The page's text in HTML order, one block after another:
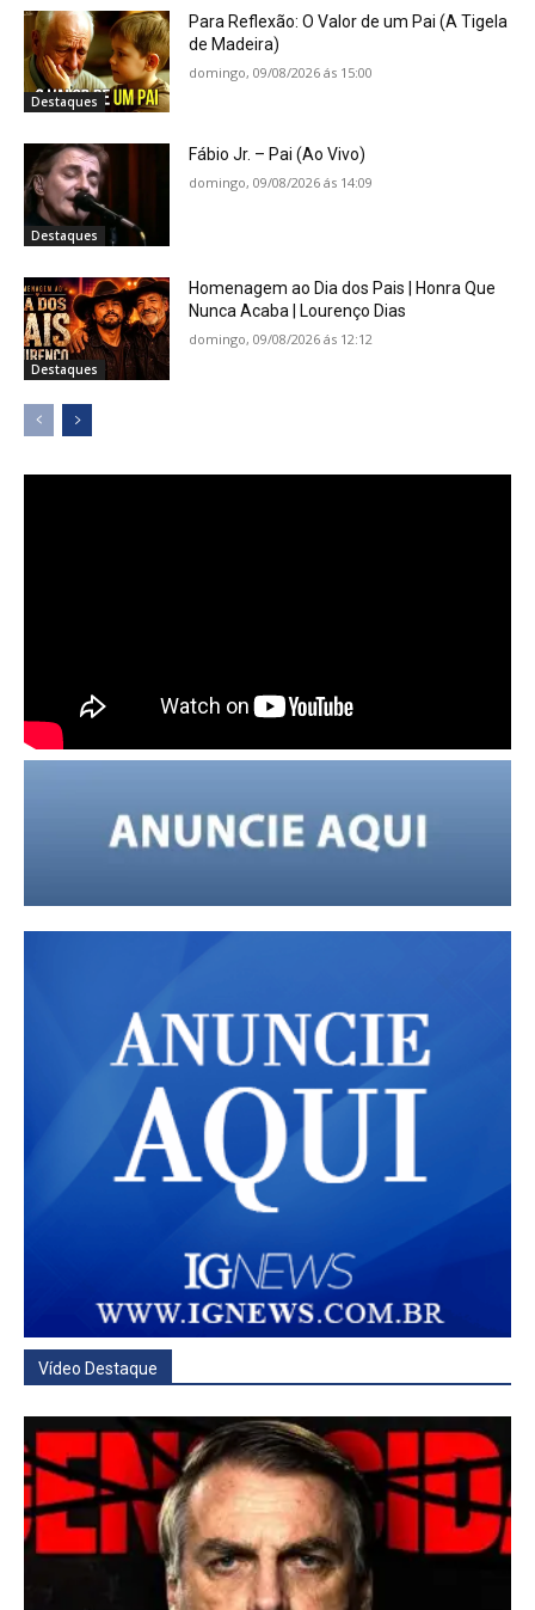
Destaques
Para Reflexão: O Valor de um Pai (A Tigela
de Madeira)
domingo, 09/08/2026 ás 15:00
Destaques
Fábio Jr. – Pai (Ao Vivo)
domingo, 09/08/2026 ás 14:09
Destaques
Homenagem ao Dia dos Pais | Honra Que
Nunca Acaba | Lourenço Dias
domingo, 09/08/2026 ás 12:12
Vídeo Destaque